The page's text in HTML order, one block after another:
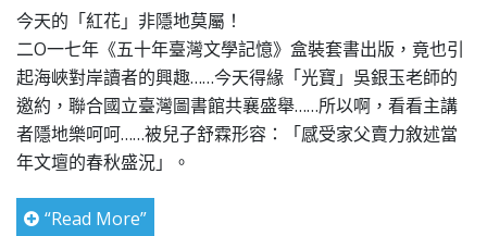
今天的「紅花」非隱地莫屬！
二O一七年《五十年臺灣文學記憶》盒裝套書出版，竟也引
起海峽對岸讀者的興趣……今天得緣「光寶」吳銀玉老師的
邀約，聯合國立臺灣圖書館共襄盛舉……所以啊，看看主講
者隱地樂呵呵……被兒子舒霖形容：「感受家父賣力敘述當
年文壇的春秋盛況」。
“Read More”